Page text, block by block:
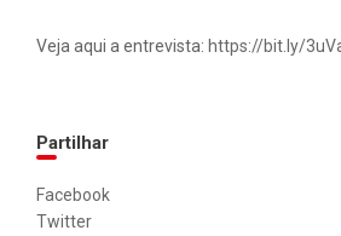
Partilhar
Facebook
Twitter
Veja aqui a entrevista: https://bit.ly/